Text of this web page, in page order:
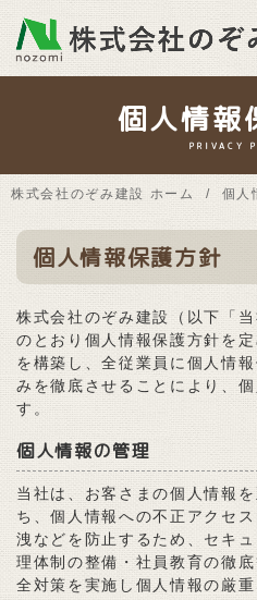
個人情報
PRIVACY
株式会社のぞみ建設 ホーム 個人
個人情報保護方針
株式会社のぞみ建設（以下「
のとおり個人情報保護方針を
を構築し、全従業員に個人情
みを徹底させることにより、
す。
個人情報の管理
当社は、お客さまの個人情報
ち、個人情報への不正アクセ
洩などを防止するため、セキ
理体制の整備・社員教育の徹
全対策を実施し個人情報の厳重